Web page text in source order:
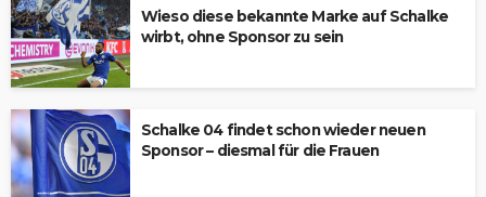
Wieso diese bekannte Marke auf Schalke
wirbt, ohne Sponsor zu sein
Schalke 04 findet schon wieder neuen
Sponsor – diesmal für die Frauen